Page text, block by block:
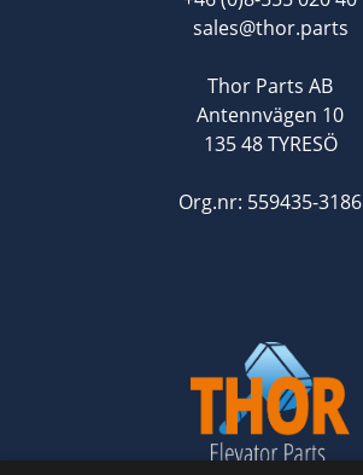
sales@thor.parts
Thor Parts AB
Antennvägen 10
135 48 TYRESÖ
Org.nr: 559435-3186